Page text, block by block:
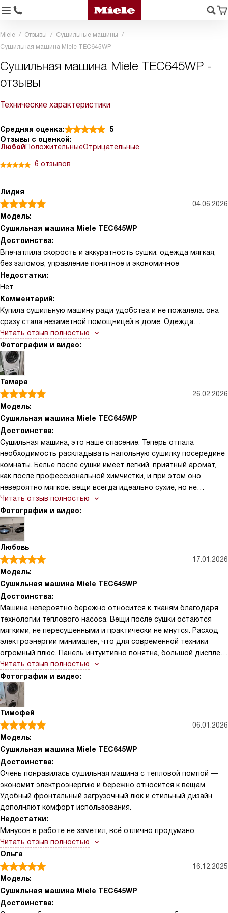
Miele Отзывы
Сушильные машины
Сушильная машина Miele TEC645WP
Сушильная машина Miele TEC645WP -
отзывы
Технические характеристики
Средняя оценка:
5
Отзывы с оценкой:
ЛюбойПоложительныеОтрицательные
6 отзывов
Лидия
04.06.2026
Модель:
Сушильная машина Miele TEC645WP
Достоинства:
Впечатлила скорость и аккуратность сушки: одежда мягкая,
без заломов, управление понятное и экономичное
Недостатки:
Нет
Комментарий:
Купила сушильную машину ради удобства и не пожалела: она
сразу стала незаметной помощницей в доме. Одежда
действительно выходит мягкой и аккуратной, вещи не садятся
и не теряют форму, что для меня важно. Пользоваться просто
— интуитивные настройки, не нужно сидеть с инструкцией.
Шум меня почти не беспокоит, можно запускать в вечернее
время, и я спокойно занимаюсь другими делами.
Читать отзыв полностью
Фотографии и видео:
Тамара
26.02.2026
Модель:
Сушильная машина Miele TEC645WP
Достоинства:
Сушильная машина, это наше спасение. Теперь отпала
необходимость раскладывать напольную сушилку посередине
комнаты. Белье после сушки имеет легкий, приятный аромат,
как после профессиональной химчистки, и при этом оно
невероятно мягкое. вещи всегда идеально сухие, но не
пересушенные, что особенно важно для деликатных тканей.
спасибо производителю за функцию дозагрузки. Барабан с
подсветкой и сотовой структурой бережно относится даже к
шелку и шерсти.
Читать отзыв полностью
Фотографии и видео:
Любовь
17.01.2026
Модель:
Сушильная машина Miele TEC645WP
Достоинства:
Машина невероятно бережно относится к тканям благодаря
технологии теплового насоса. Вещи после сушки остаются
мягкими, не пересушенными и практически не мнутся. Расход
электроэнергии минимален, что для современной техники
огромный плюс. Панель интуитивно понятна, большой дисплей
четко показывает остаточное время, что позволяет грамотно
планировать день. Отложенный старт, незаменимая функция,
запускаю машину ночью по льготному тарифу. Возможность
установки в колонну экономит место в ванной. Фильтры
очищаются легко, а индикация вовремя напоминает об уходе.
Читать отзыв полностью
Фотографии и видео:
Тимофей
06.01.2026
Модель:
Сушильная машина Miele TEC645WP
Достоинства:
Очень понравилась сушильная машина с тепловой помпой —
экономит электроэнергию и бережно относится к вещам.
Удобный фронтальный загрузочный люк и стильный дизайн
дополняют комфорт использования.
Недостатки:
Минусов в работе не заметил, всё отлично продумано.
Читать отзыв полностью
Ольга
16.12.2025
Модель:
Сушильная машина Miele TEC645WP
Достоинства: